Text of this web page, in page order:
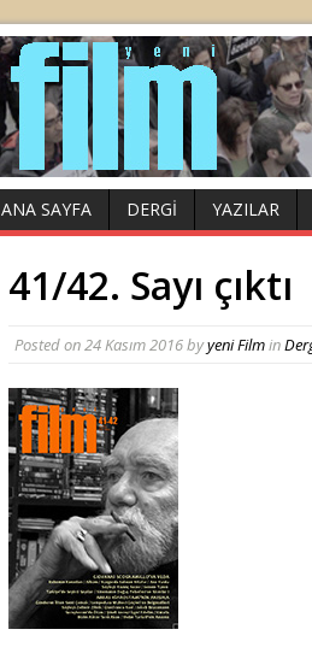
ANA SAYFA DERGI YAZILAR
41/42. Sayı çıktı
Posted on24 Kasım 2016byyeni Filmin